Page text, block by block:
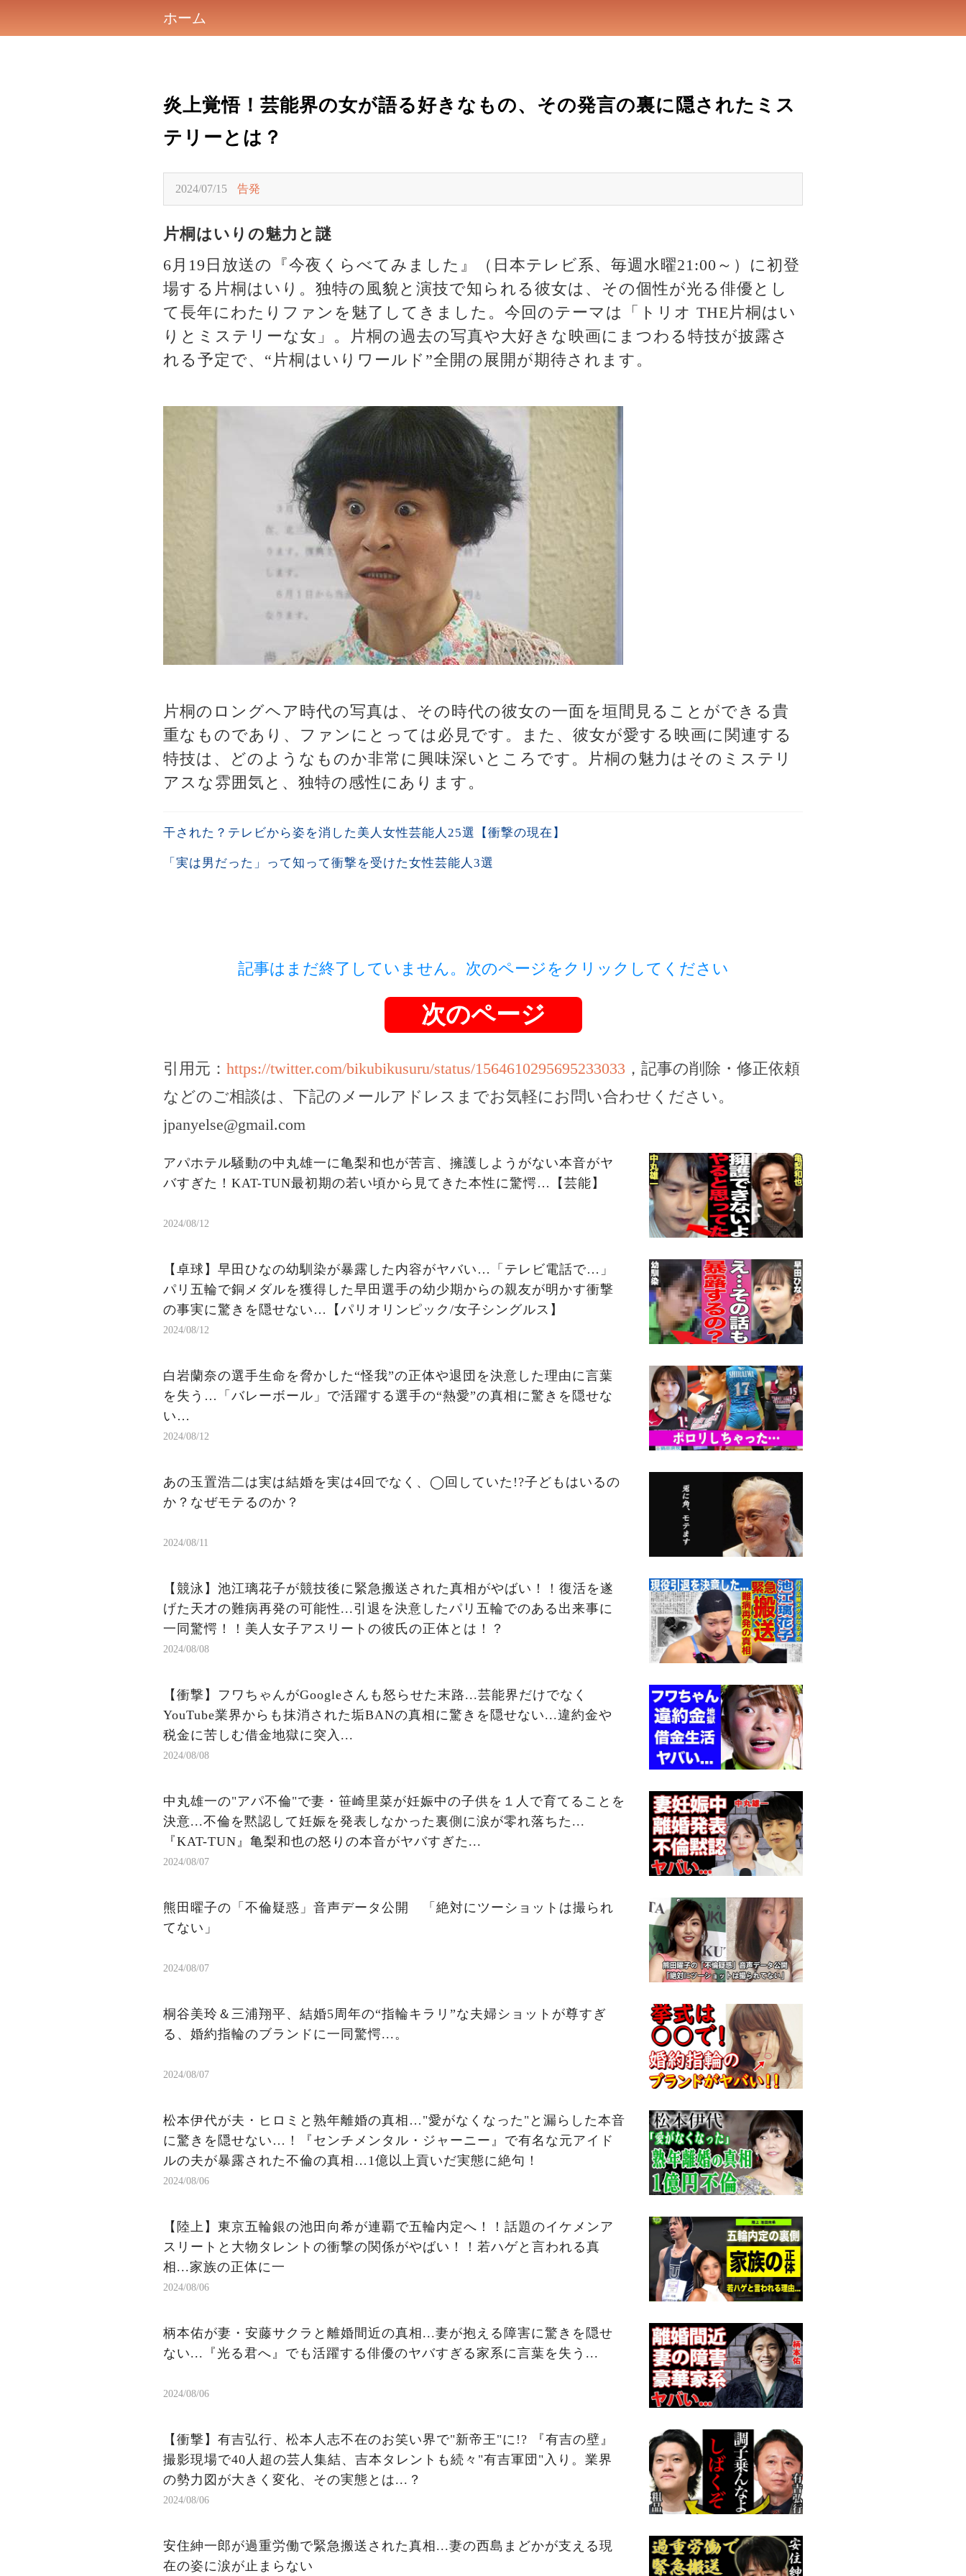
ホーム
炎上覚悟！芸能界の女が語る好きなもの、その発言の裏に隠されたミス
テリーとは？
2024/07/15 告発
片桐はいりの魅力と謎
6月19日放送の『今夜くらべてみました』（日本テレビ系、毎週水曜21:00～）に初登
場する片桐はいり。独特の風貌と演技で知られる彼女は、その個性が光る俳優とし
て長年にわたりファンを魅了してきました。今回のテーマは「トリオ THE片桐はい
りとミステリーな女」。片桐の過去の写真や大好きな映画にまつわる特技が披露さ
れる予定で、“片桐はいりワールド”全開の展開が期待されます。
片桐のロングヘア時代の写真は、その時代の彼女の一面を垣間見ることができる貴
重なものであり、ファンにとっては必見です。また、彼女が愛する映画に関連する
特技は、どのようなものか非常に興味深いところです。片桐の魅力はそのミステリ
アスな雰囲気と、独特の感性にあります。
干された？テレビから姿を消した美人女性芸能人25選【衝撃の現在】
「実は男だった」って知って衝撃を受けた女性芸能人3選
記事はまだ終了していません。次のページをクリックしてください
次のページ
引用元： https://twitter.com/bikubikusuru/status/1564610295695233033 ，記事の削除・修正依頼
などのご相談は、下記のメールアドレスまでお気軽にお問い合わせください。
jpanyelse@gmail.com
アパホテル騒動の中丸雄一に亀梨和也が苦言、擁護しようがない本音がヤ
バすぎた！KAT-TUN最初期の若い頃から見てきた本性に驚愕…【芸能】
2024/08/12
【卓球】早田ひなの幼馴染が暴露した内容がヤバい…「テレビ電話で…」
パリ五輪で銅メダルを獲得した早田選手の幼少期からの親友が明かす衝撃
の事実に驚きを隠せない…【パリオリンピック/女子シングルス】
2024/08/12
白岩蘭奈の選手生命を脅かした“怪我”の正体や退団を決意した理由に言葉
を失う…「バレーボール」で活躍する選手の“熱愛”の真相に驚きを隠せな
い…
2024/08/12
あの玉置浩二は実は結婚を実は4回でなく、◯回していた!?子どもはいるの
か？なぜモテるのか？
2024/08/11
【競泳】池江璃花子が競技後に緊急搬送された真相がやばい！！復活を遂
げた天才の難病再発の可能性...引退を決意したパリ五輪でのある出来事に
一同驚愕！！美人女子アスリートの彼氏の正体とは！？
2024/08/08
【衝撃】フワちゃんがGoogleさんも怒らせた末路...芸能界だけでなく
YouTube業界からも抹消された垢BANの真相に驚きを隠せない...違約金や
税金に苦しむ借金地獄に突入...
2024/08/08
中丸雄一の"アパ不倫"で妻・笹崎里菜が妊娠中の子供を１人で育てることを
決意...不倫を黙認して妊娠を発表しなかった裏側に涙が零れ落ちた...
『KAT-TUN』亀梨和也の怒りの本音がヤバすぎた...
2024/08/07
熊田曜子の「不倫疑惑」音声データ公開 「絶対にツーショットは撮られ
てない」
2024/08/07
桐谷美玲＆三浦翔平、結婚5周年の“指輪キラリ”な夫婦ショットが尊すぎ
る、婚約指輪のブランドに一同驚愕...。
2024/08/07
松本伊代が夫・ヒロミと熟年離婚の真相…"愛がなくなった"と漏らした本音
に驚きを隠せない…！『センチメンタル・ジャーニー』で有名な元アイド
ルの夫が暴露された不倫の真相…1億以上貢いだ実態に絶句！
2024/08/06
【陸上】東京五輪銀の池田向希が連覇で五輪内定へ！！話題のイケメンア
スリートと大物タレントの衝撃の関係がやばい！！若ハゲと言われる真
相...家族の正体に一
2024/08/06
柄本佑が妻・安藤サクラと離婚間近の真相...妻が抱える障害に驚きを隠せ
ない...『光る君へ』でも活躍する俳優のヤバすぎる家系に言葉を失う...
2024/08/06
【衝撃】有吉弘行、松本人志不在のお笑い界で"新帝王"に!? 『有吉の壁』
撮影現場で40人超の芸人集結、吉本タレントも続々"有吉軍団"入り。業界
の勢力図が大きく変化、その実態とは...？
2024/08/06
安住紳一郎が過重労働で緊急搬送された真相...妻の西島まどかが支える現
在の姿に涙が止まらない